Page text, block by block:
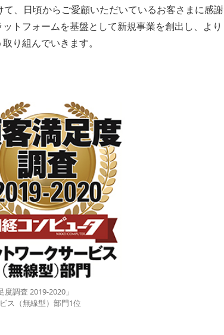
、日頃からご愛顧いただいているお客さまに感謝
トフォームを基盤として新規事業を創出し、より
り組んでいきます。
調査 2019-2020」
ス（無線型）部門1位